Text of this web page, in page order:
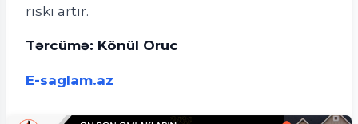
riski artır.
Tərcümə: Könül Oruc
E-saglam.az